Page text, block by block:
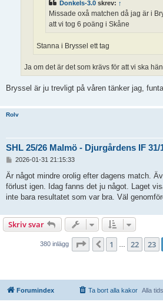
Donkels-3.0 skrev: ↑
Missade oxå matchen då jag är i
att vi tog 6 poäng i Skåne
Stanna i Bryssel ett tag
Ja om det är det som krävs för att vi ska
Bryssel är ju trevligt på våren tänker jag,
Rolv
SHL 25/26 Malmö - Djurgårdens IF 31/
l
ä
g
g
2026-01-31 21:15:33
Är något mindre orolig efter dagens match.
förlust igen. Idag fanns det ju något. Laget
inte bara resultatet som var bra. Väl
Skriv svar
380 inlägg Sida 24av 26
Föregående
1 22 23
Forumindex Alla
Ta bort alla kakor